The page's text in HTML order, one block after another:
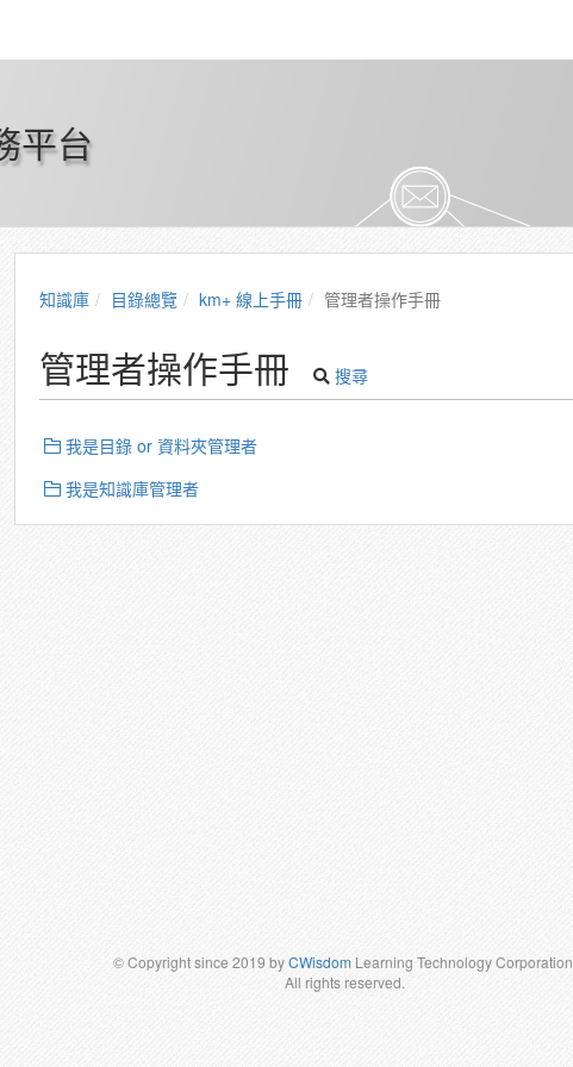
平台
知識庫 目錄總覽 km+ 線上手冊 管理者操作手冊
管理者操作手冊 搜尋
我是目錄 or 資料夾管理者
我是知識庫管理者
© Copyright since 2019 byCWisdomLearning Technology
All rights reserved.